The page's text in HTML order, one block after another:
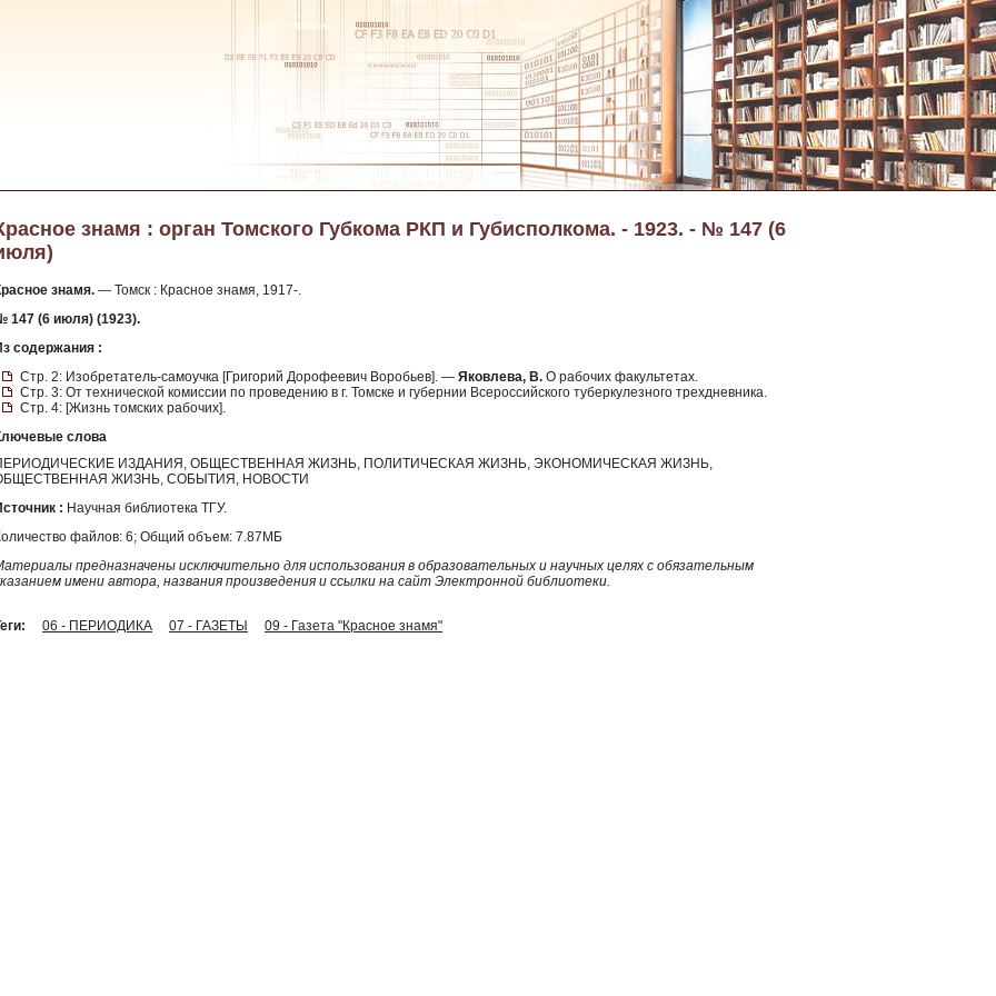
знамя : орган Томского Губкома РКП и Губисполкома. - 1923. - № 147 (6
знамя. — Томск : Красное знамя, 1917-.
147 (6 июля) (1923).
содержания :
Стр. 2: Изобретатель-самоучка [Григорий Дорофеевич Воробьев]. — Яковлева, В. О рабочих факультетах.
Стр. 3: От технической комиссии по проведению в г. Томске и губернии Всероссийского туберкулезного трехдневника.
Стр. 4: [Жизнь томских рабочих].
слова
ИЗДАНИЯ, ОБЩЕСТВЕННАЯ ЖИЗНЬ, ПОЛИТИЧЕСКАЯ ЖИЗНЬ, ЭКОНОМИЧЕСКАЯ ЖИЗНЬ,
ЖИЗНЬ, СОБЫТИЯ, НОВОСТИ
: Научная библиотека ТГУ.
файлов: 6; Общий объем: 7.87МБ
предназначены исключительно для использования в образовательных и научных целях с обязательным
имени автора, названия произведения и ссылки на сайт Электронной библиотеки.
06 - ПЕРИОДИКА 07 - ГАЗЕТЫ 09 - Газета "Красное знамя"